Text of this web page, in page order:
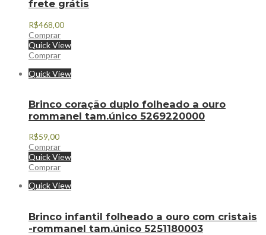
frete grátis
R$468,00
Comprar
Quick View
Comprar
Quick View
Brinco coração duplo folheado a ouro
rommanel tam.único 5269220000
R$59,00
Comprar
Quick View
Comprar
Quick View
Brinco infantil folheado a ouro com cristais
-rommanel tam.único 5251180003